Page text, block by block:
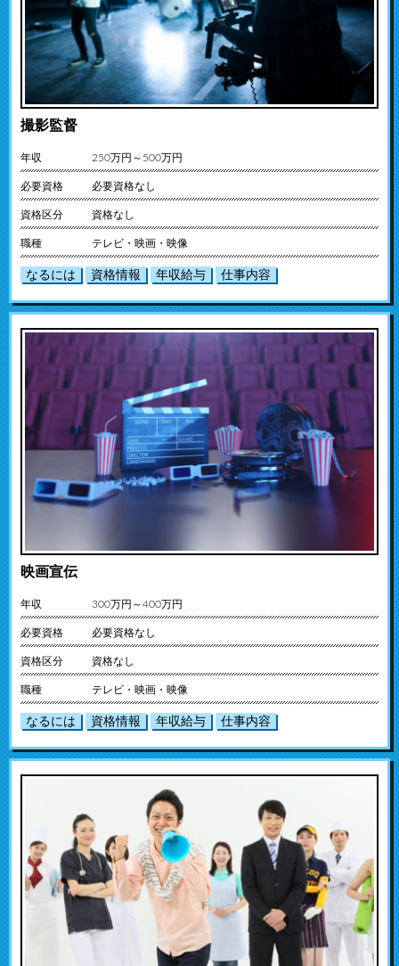
撮影監督
年収 250万円～500万円
必要資格 必要資格なし
資格区分 資格なし
職種 テレビ・映画・映像
なるには 資格情報 年収給与 仕事内容
映画宣伝
年収 300万円～400万円
必要資格 必要資格なし
資格区分 資格なし
職種 テレビ・映画・映像
なるには 資格情報 年収給与 仕事内容